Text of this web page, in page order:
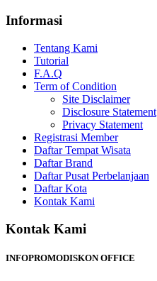
Informasi
Tentang Kami
Tutorial
F.A.Q
Term of Condition
Site Disclaimer
Disclosure Statement
Privacy Statement
Registrasi Member
Daftar Tempat Wisata
Daftar Brand
Daftar Pusat Perbelanjaan
Daftar Kota
Kontak Kami
Kontak Kami
INFOPROMODISKON OFFICE